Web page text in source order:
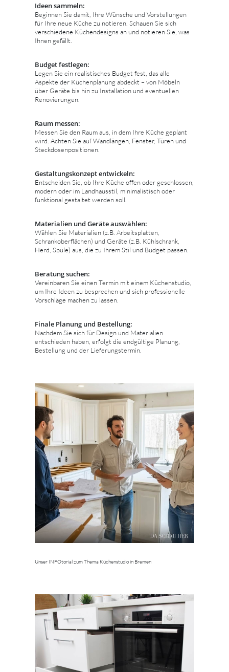
Ideen sammeln:
Beginnen Sie damit, Ihre Wünsche und Vorstellungen
für Ihre neue Küche zu notieren. Schauen Sie sich
verschiedene Küchendesigns an und notieren Sie, was
Ihnen gefällt.
Budget festlegen:
Legen Sie ein realistisches Budget fest, das alle
Aspekte der Küchenplanung abdeckt – von Möbeln
über Geräte bis hin zu Installation und eventuellen
Renovierungen.
Raum messen:
Messen Sie den Raum aus, in dem Ihre Küche geplant
wird. Achten Sie auf Wandlängen, Fenster, Türen und
Steckdosenpositionen.
Gestaltungskonzept entwickeln:
Entscheiden Sie, ob Ihre Küche offen oder geschlossen,
modern oder im Landhausstil, minimalistisch oder
funktional gestaltet werden soll.
Materialien und Geräte auswählen:
Wählen Sie Materialien (z.B. Arbeitsplatten,
Schrankoberflächen) und Geräte (z.B. Kühlschrank,
Herd, Spüle) aus, die zu Ihrem Stil und Budget passen.
Beratung suchen:
Vereinbaren Sie einen Termin mit einem Küchenstudio,
um Ihre Ideen zu besprechen und sich professionelle
Vorschläge machen zu lassen.
Finale Planung und Bestellung:
Nachdem Sie sich für Design und Materialien
entschieden haben, erfolgt die endgültige Planung,
Bestellung und der Lieferungstermin.
Unser INFOtorial zum Thema Küchenstudio in Bremen